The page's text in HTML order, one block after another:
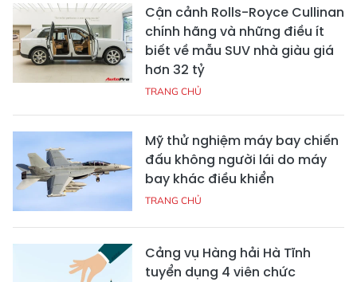
Cận cảnh Rolls-Royce Cullinan
chính hãng và những điều ít
biết về mẫu SUV nhà giàu giá
hơn 32 tỷ
TRANG CHỦ
Mỹ thử nghiệm máy bay chiến
đấu không người lái do máy
bay khác điều khiển
TRANG CHỦ
Cảng vụ Hàng hải Hà Tĩnh
tuyển dụng 4 viên chức